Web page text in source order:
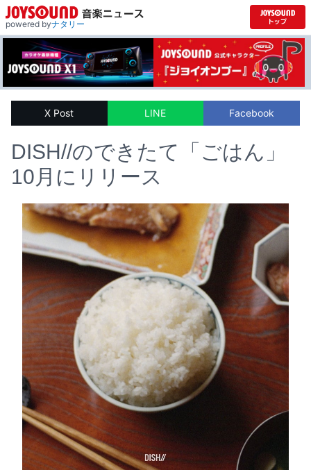
powered byナタリー
X Post LINE Facebook
DISH//のできたて「ごはん」
10月にリリース